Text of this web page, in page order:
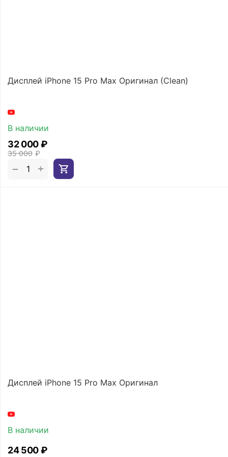
Дисплей iPhone 15 Pro Max Оригинал (Clean)
В наличии
35 000 ₽
32 000₽
+
−
Дисплей iPhone 15 Pro Max Оригинал
В наличии
24 500₽